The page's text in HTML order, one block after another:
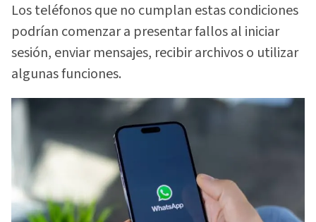
Los teléfonos que no cumplan estas condiciones
podrían comenzar a presentar fallos al iniciar
sesión, enviar mensajes, recibir archivos o utilizar
algunas funciones.